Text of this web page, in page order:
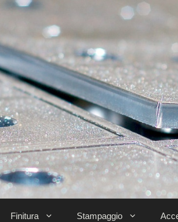
Finitura Stampaggio